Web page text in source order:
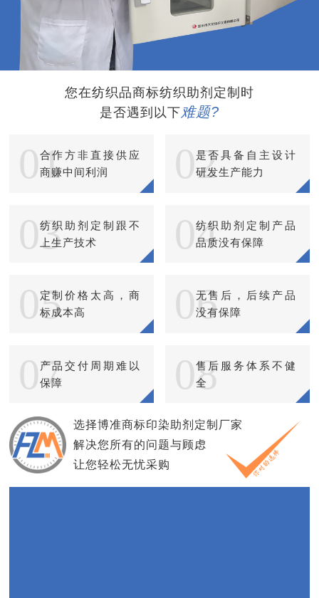
您在纺织品商标纺织助剂定制时
是否遇到以下难题?
01
合作方非直接供应
商赚中间利润
02是否具备自主设计
研发生产能力
03
纺织助剂定制跟不
上生产技术
04
纺织助剂定制产品
品质没有保障
05定制价格太高，商
标成本高
06无售后，后续产品
没有保障
07产品交付周期难以
保障
08
售后服务体系不健
全
选择博准商标印染助剂定制厂家
解决您所有的问题与顾虑
让您轻松无忧采购